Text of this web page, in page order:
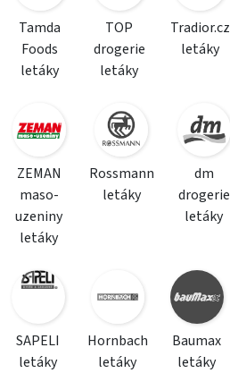
Tamda
Foods
letáky
TOP
drogerie
letáky
Tradior.cz
letáky
ZEMAN
maso-
uzeniny
letáky
Rossmann
letáky
dm
drogerie
letáky
SAPELI
letáky
Hornbach
letáky
Baumax
letáky